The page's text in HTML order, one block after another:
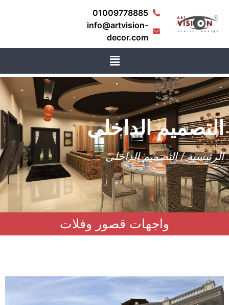
01009778885
info@artvision-
decor.com
الداخلى
/ التصميم الداخلى
واجهات قصور وفلات